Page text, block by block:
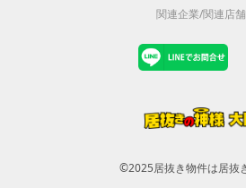
関連企業/関連店舗
©2025居抜き物件は居抜